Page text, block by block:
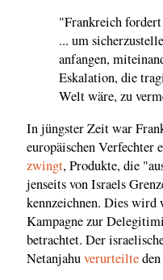
"Frankreich
... um
anfangen,
Eskalation, die
Welt wäre, zu
In jüngster Zeit war
europäischen
zwingt, Produkte, die
jenseits von Israels
kennzeichnen. Dies
Kampagne zur
betrachtet. Der
Netanjahuverurteilte